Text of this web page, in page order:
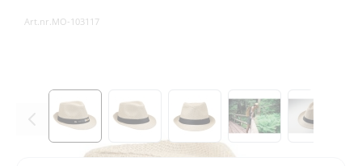
Art.nr. MO-103117
View larger imageView larger imageView larger image
View larger